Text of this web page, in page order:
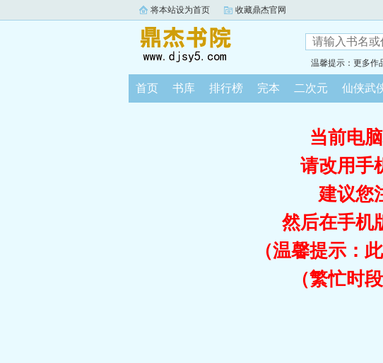
将本站设为首页 收藏鼎杰官网
温馨提示：更多作
首页 书库 排行榜 完本 二次元 仙侠武
当前电
请改用手
建议您
然后在手机
（温馨提示：
（繁忙时